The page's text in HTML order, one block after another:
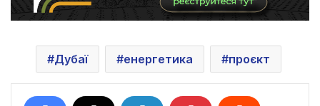
Дубаї енергетика проєкт